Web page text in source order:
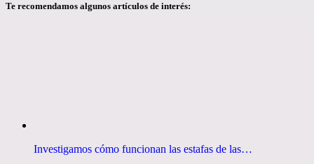
Te recomendamos algunos artículos de interés:
Investigamos cómo funcionan las estafas de las…